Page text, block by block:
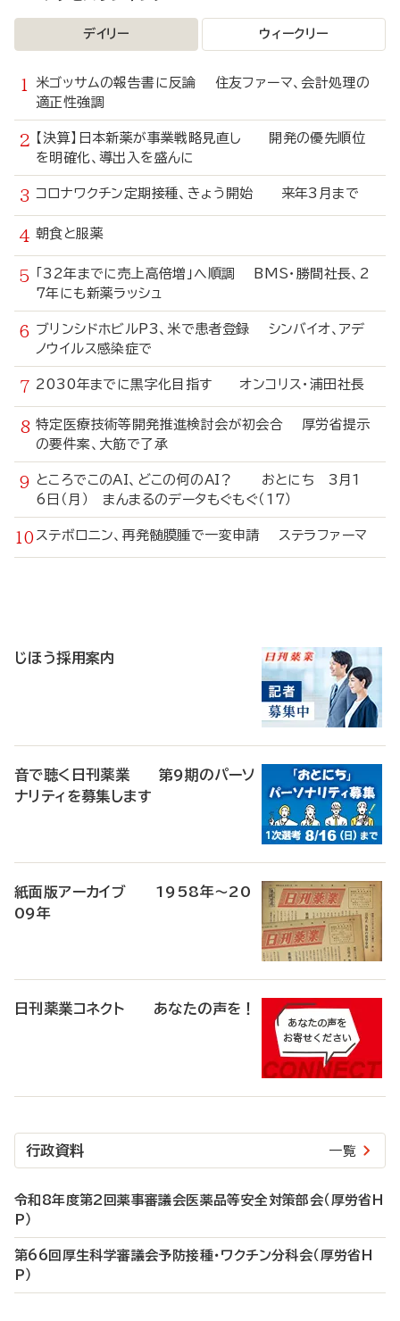
デイリー ウィークリー
米ゴッサムの報告書に反論 住友ファーマ、会計処理の
適正性強調
【決算】日本新薬が事業戦略見直し 開発の優先順位
を明確化、導出入を盛んに
コロナワクチン定期接種、きょう開始 来年3月まで
朝食と服薬
「32年までに売上高倍増」へ順調 BMS・勝間社長、2
7年にも新薬ラッシュ
ブリンシドホビルP3、米で患者登録 シンバイオ、アデ
ノウイルス感染症で
2030年までに黒字化目指す オンコリス・浦田社長
特定医療技術等開発推進検討会が初会合 厚労省提示
の要件案、大筋で了承
ところでこのAI、どこの何のAI？ おとにち 3月1
6日（月） まんまるのデータもぐもぐ（17）
ステボロニン、再発髄膜腫で一変申請 ステラファーマ
じほう採用案内
音で聴く日刊薬業 第9期のパーソ
ナリティを募集します
紙面版アーカイブ 1958年～20
09年
日刊薬業コネクト あなたの声を！
行政資料 一覧
令和8年度第2回薬事審議会医薬品等安全対策部会（厚労省H
P）
第66回厚生科学審議会予防接種・ワクチン分科会（厚労省H
P）